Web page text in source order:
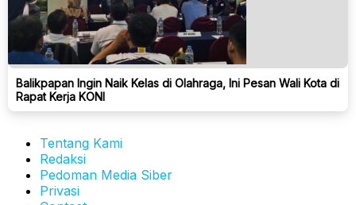
Balikpapan Ingin Naik Kelas di Olahraga, Ini Pesan Wali Kota di
Rapat Kerja KONI
Tentang Kami
Redaksi
Pedoman Media Siber
Privasi